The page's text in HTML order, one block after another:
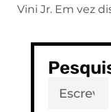
Vini Jr. Em vez